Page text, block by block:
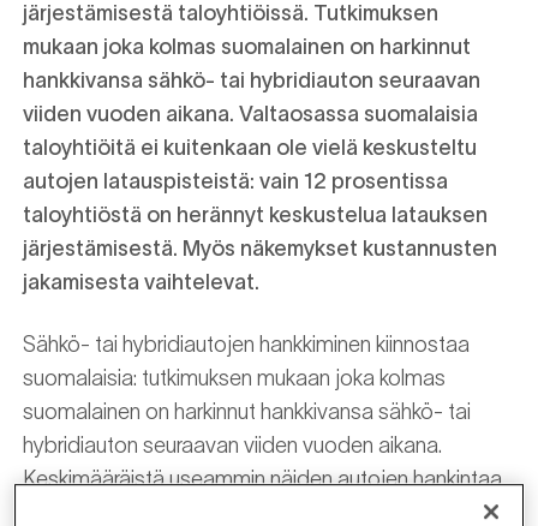
järjestämisestä taloyhtiöissä. Tutkimuksen
mukaan joka kolmas suomalainen on harkinnut
hankkivansa sähkö- tai hybridiauton seuraavan
viiden vuoden aikana. Valtaosassa suomalaisia
taloyhtiöitä ei kuitenkaan ole vielä keskusteltu
autojen latauspisteistä: vain 12 prosentissa
taloyhtiöstä on herännyt keskustelua latauksen
järjestämisestä. Myös näkemykset kustannusten
jakamisesta vaihtelevat.
Sähkö- tai hybridiautojen hankkiminen kiinnostaa
suomalaisia: tutkimuksen mukaan joka kolmas
suomalainen on harkinnut hankkivansa sähkö- tai
hybridiauton seuraavan viiden vuoden aikana.
Keskimääräistä useammin näiden autojen hankintaa
harkitsevat miehet sekä 34–44- ja 55–65-vuotiaat